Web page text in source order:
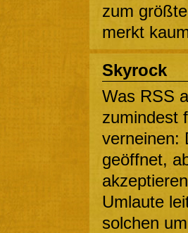
zum
merkt
Skyrock
Was RSS
zumindest
verneinen:
geöffnet,
Umlaute
solchen